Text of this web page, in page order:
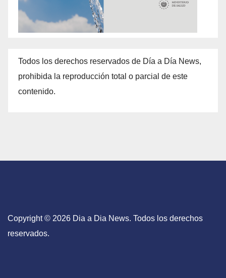
Todos los derechos reservados de Día a Día News,
prohibida la reproducción total o parcial de este
contenido.
Copyright © 2026 Dia a Dia News. Todos los derechos
reservados.